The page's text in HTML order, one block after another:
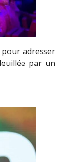
adresser
par un